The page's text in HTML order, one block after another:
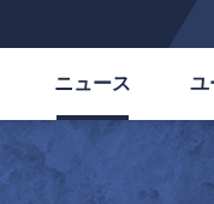
ニュース ユ